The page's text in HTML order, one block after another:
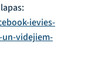
ievies-
videjiem-